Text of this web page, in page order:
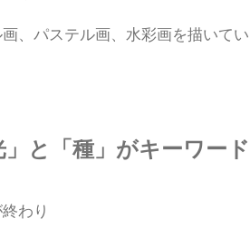
、パステル画、水彩画を描いて
」と「種」がキーワード
わり